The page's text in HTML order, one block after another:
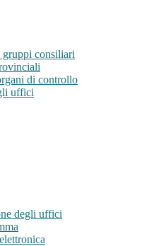
consiliari
di controllo
uffici
degli uffici